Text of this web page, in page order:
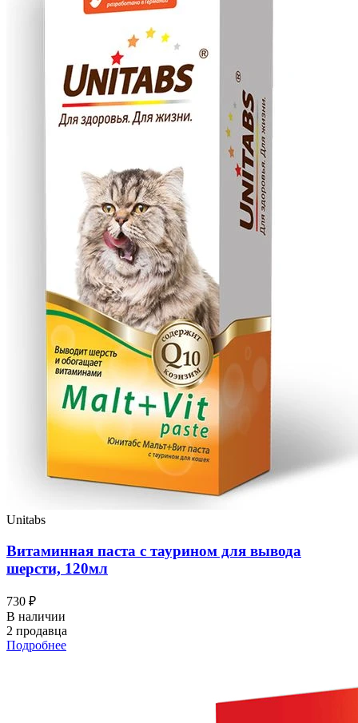
Unitabs
Витаминная паста с таурином для вывода
шерсти, 120мл
730 ₽
В наличии
2 продавца
Подробнее